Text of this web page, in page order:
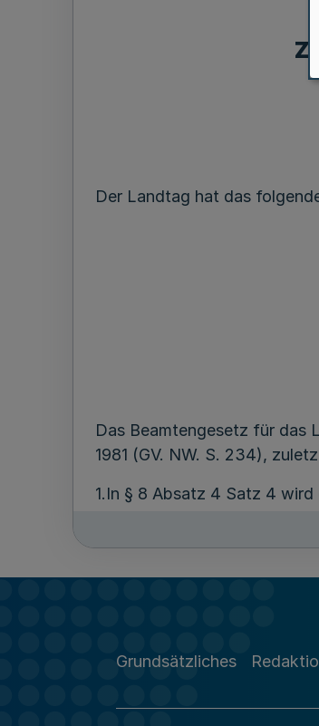
Der Landtag hat das
Das Beamtengesetz für das
1981 (GV. NW. S. 234),
1.In § 8 Absatz 4 Satz 4
Grundsätzliches